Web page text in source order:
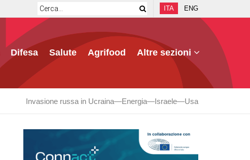
ITA ENG
Difesa Salute Agrifood Altre sezioni
Invasione russa in Ucraina Energia Israele Usa